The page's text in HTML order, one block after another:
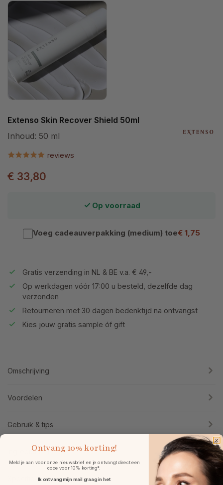
Extenso Skin Recover Shield 50ml
Inhoud: 50 ml
reviews
€ 33,80
Op voorraad
Voeg cadeauverpakking (medium) toe€ 1,75
Gratis verzending in NL & BE v.a. € 49,-
Op werkdagen vóór 17:00 u besteld, dezelfde dag
verzonden
Retourneren met 30 dagen bedenktijd na ontvangst
Kies jouw gratis sample óf gift
Omschrijving
Voordelen
Gebruik & tips
Ingrediënten
Specificaties
Ontvang 10% korting!
Meld je aan voor onze nieuwsbrief en je ontvangt direct een
code voor 10% korting*.
Ik ontvang mijn mail graag in het